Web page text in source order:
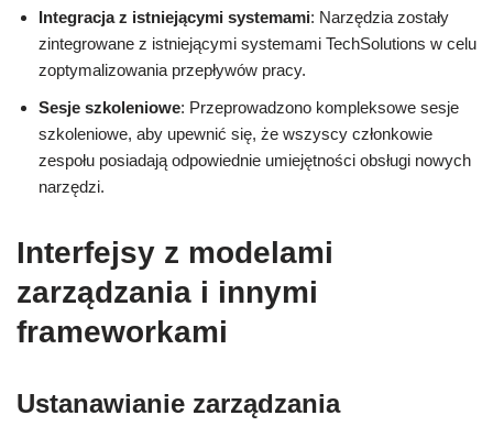
Integracja z istniejącymi systemami: Narzędzia zostały
zintegrowane z istniejącymi systemami TechSolutions w celu
zoptymalizowania przepływów pracy.
Sesje szkoleniowe: Przeprowadzono kompleksowe sesje
szkoleniowe, aby upewnić się, że wszyscy członkowie
zespołu posiadają odpowiednie umiejętności obsługi nowych
narzędzi.
Interfejsy z modelami
zarządzania i innymi
frameworkami
Ustanawianie zarządzania